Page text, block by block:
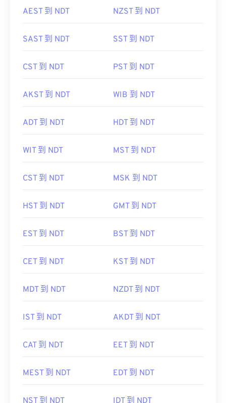
AEST 到 NDT NZST 到 NDT
SAST 到 NDT SST 到 NDT
CST 到 NDT PST 到 NDT
AKST 到 NDT WIB 到 NDT
ADT 到 NDT HDT 到 NDT
WIT 到 NDT MST 到 NDT
CST 到 NDT MSK 到 NDT
HST 到 NDT GMT 到 NDT
EST 到 NDT BST 到 NDT
CET 到 NDT KST 到 NDT
MDT 到 NDT NZDT 到 NDT
IST 到 NDT AKDT 到 NDT
CAT 到 NDT EET 到 NDT
MEST 到 NDT EDT 到 NDT
NST 到 NDT IDT 到 NDT